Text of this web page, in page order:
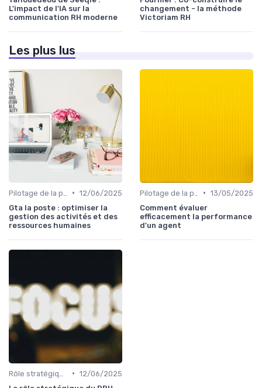
L'impact de l'IA sur la
communication RH moderne
changement - la méthode
Victoriam RH
Les plus lus
• 12/06/2025
Gta la poste : optimiser la
gestion des activités et des
ressources humaines
• 13/05/2025
Comment évaluer
efficacement la performance
d'un agent
• 12/06/2025